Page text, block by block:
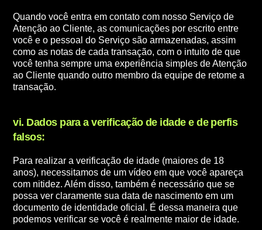
Quando você entra em contato com nosso Serviço de
Atenção ao Cliente, as comunicações por escrito entre
você e o pessoal do Serviço são armazenadas, assim
como as notas de cada transação, com o intuito de que
você tenha sempre uma experiência simples de Atenção
ao Cliente quando outro membro da equipe de retome a
transação.
vi. Dados para a verificação de idade e de perfis
falsos:
Para realizar a verificação de idade (maiores de 18
anos), necessitamos de um vídeo em que você apareça
com nitidez. Além disso, também é necessário que se
possa ver claramente sua data de nascimento em um
documento de identidade oficial. É dessa maneira que
podemos verificar se você é realmente maior de idade.